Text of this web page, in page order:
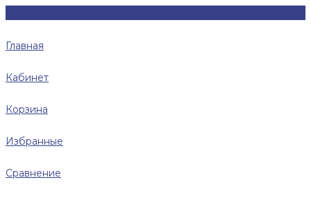
Главная
Кабинет
Корзина
Избранные
Сравнение